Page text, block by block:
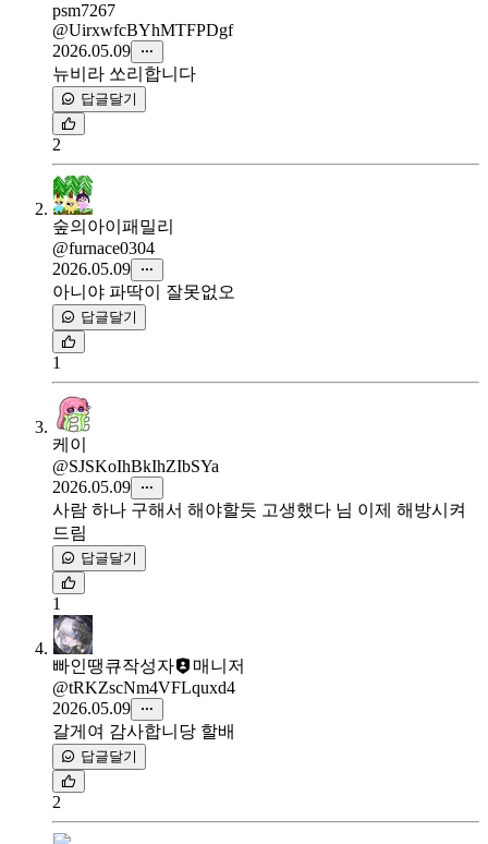
psm7267
@UirxwfcBYhMTFPDgf
2026.05.09
뉴비라 쏘리합니다
답글달기
2
숲의아이패밀리
@furnace0304
2026.05.09
아니야 파딱이 잘못없오
답글달기
1
케이
@SJSKoIhBkIhZIbSYa
2026.05.09
사람 하나 구해서 해야할듯 고생했다 님 이제 해방시켜
드림
답글달기
1
빠인땡큐작성자
매니저
@tRKZscNm4VFLquxd4
2026.05.09
갈게여 감사합니당 할배
답글달기
2